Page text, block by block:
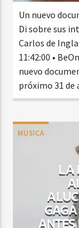
Un nuevo
Di sobre sus
Carlos de
11:42:00 •
nuevo
próximo 31 de
MUSICA
LA
ANTES